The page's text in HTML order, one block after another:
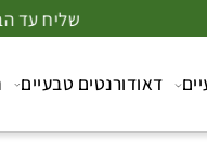
שליח עד הבית 3-10 ימי עסקים
דאודורנטים טבעיים